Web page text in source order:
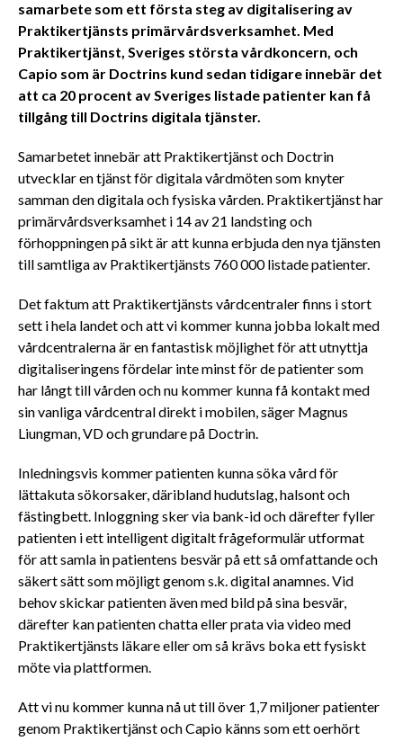
samarbete som ett första steg av digitalisering av
Praktikertjänsts primärvårdsverksamhet. Med
Praktikertjänst, Sveriges största vårdkoncern, och
Capio som är Doctrins kund sedan tidigare innebär det
att ca 20 procent av Sveriges listade patienter kan få
tillgång till Doctrins digitala tjänster.
Samarbetet innebär att Praktikertjänst och Doctrin
utvecklar en tjänst för digitala vårdmöten som knyter
samman den digitala och fysiska vården. Praktikertjänst har
primärvårdsverksamhet i 14 av 21 landsting och
förhoppningen på sikt är att kunna erbjuda den nya tjänsten
till samtliga av Praktikertjänsts 760 000 listade patienter.
Det faktum att Praktikertjänsts vårdcentraler finns i stort
sett i hela landet och att vi kommer kunna jobba lokalt med
vårdcentralerna är en fantastisk möjlighet för att utnyttja
digitaliseringens fördelar inte minst för de patienter som
har långt till vården och nu kommer kunna få kontakt med
sin vanliga vårdcentral direkt i mobilen, säger Magnus
Liungman, VD och grundare på Doctrin.
Inledningsvis kommer patienten kunna söka vård för
lättakuta sökorsaker, däribland hudutslag, halsont och
fästingbett. Inloggning sker via bank-id och därefter fyller
patienten i ett intelligent digitalt frågeformulär utformat
för att samla in patientens besvär på ett så omfattande och
säkert sätt som möjligt genom s.k. digital anamnes. Vid
behov skickar patienten även med bild på sina besvär,
därefter kan patienten chatta eller prata via video med
Praktikertjänsts läkare eller om så krävs boka ett fysiskt
möte via plattformen.
Att vi nu kommer kunna nå ut till över 1,7 miljoner patienter
genom Praktikertjänst och Capio känns som ett oerhört